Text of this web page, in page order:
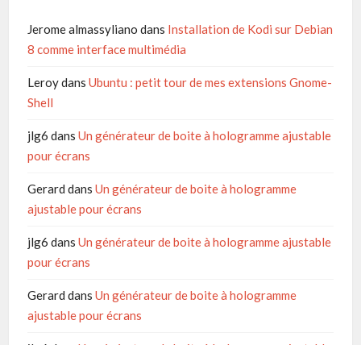
Jerome almassyliano dans Installation de Kodi sur Debian
8 comme interface multimédia
Leroydans Ubuntu : petit tour de mes extensions Gnome-
Shell
jlg6 dans Un générateur de boite à hologramme ajustable
pour écrans
Gerard dans Un générateur de boite à hologramme
ajustable pour écrans
jlg6 dans Un générateur de boite à hologramme ajustable
pour écrans
Gerard dans Un générateur de boite à hologramme
ajustable pour écrans